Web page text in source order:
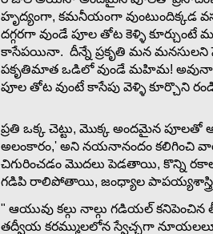
హృద్యంగా, కమనీయంగా వుంటుందిక్కడ
దగ్గరగా వుండే పూల తోట కెళ్ళి
కాసేపయినా. దీన్నే ప్రకృతి మన మనసులని
పకృతిమాత ఒడిలో వుండే మహిమ!
పూల తోట వుంటే కాసేపు వెళ్ళి కూర్చొని
ప్రతి ఒక్క చెట్టు, మొక్క అందమైన పూలతో
అలంకారం,' అని నయనానందం కలిగించి
చిగురించడం మొదలు పెడతాయి, కొన్ని రకాల
గడిపి రాలిపోతాయి, జంధ్యాల పాపయ్యశాస్త్రి
" ఆయువు కల్గు నాల్గు గడియల్ కనిపెంచిన
తద్వీయ కరమ్ములలోన స్వేచ్చగా